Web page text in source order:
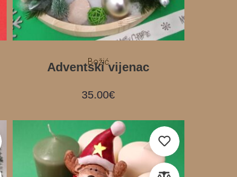
Božić
Adventski vijenac
35.00€